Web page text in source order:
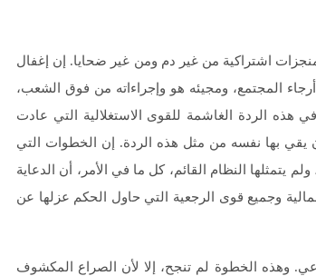
اشتراكية من غير دم ومن غير ضحايا. إن إغفال
المجتمع، ومجيئه هو وإجراءاته من فوق الشعب،
هذه الردة الغاشمة للقوى الاستغلالية التي عادت
يقي بها نفسه من مثل هذه الردة. إن الخطوات التي
يتمثلها النظام القائم، كل ما في الأمر، أن الدعاية
وجميع قوى الرجعية التي حاول الحكم عزلها عن
وهذه الخطوة لم تنجح، إلا لأن الصراع المكشوف